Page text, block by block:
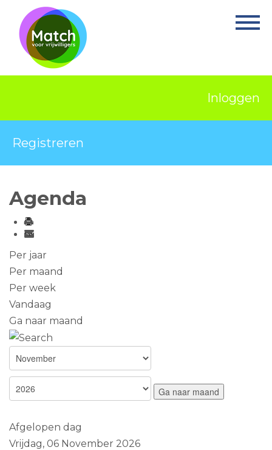
Home
Activiteiten
Projecten
Over Match
Vrijwilligerswerk
Inloggen
Registreren
Agenda
Per jaar
Per maand
Per week
Vandaag
Ga naar maand
Ga naar maand
Afgelopen dag
Vrijdag, 06 November 2026